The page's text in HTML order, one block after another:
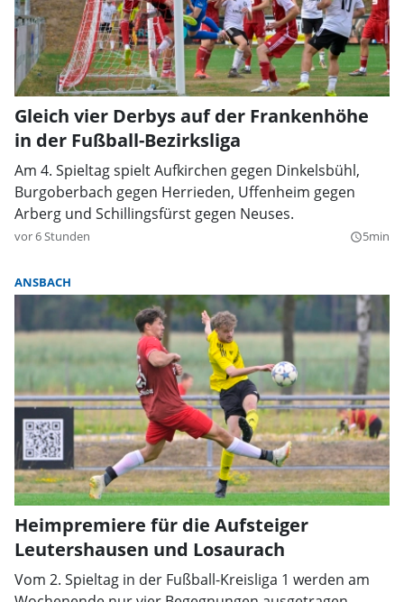
Gleich vier Derbys auf der Frankenhöhe
in der Fußball-Bezirksliga
Am 4. Spieltag spielt Aufkirchen gegen Dinkelsbühl,
Burgoberbach gegen Herrieden, Uffenheim gegen
Arberg und Schillingsfürst gegen Neuses.
vor 6 Stunden query_builder5min
ANSBACH
Heimpremiere für die Aufsteiger
Leutershausen und Losaurach
Vom 2. Spieltag in der Fußball-Kreisliga 1 werden am